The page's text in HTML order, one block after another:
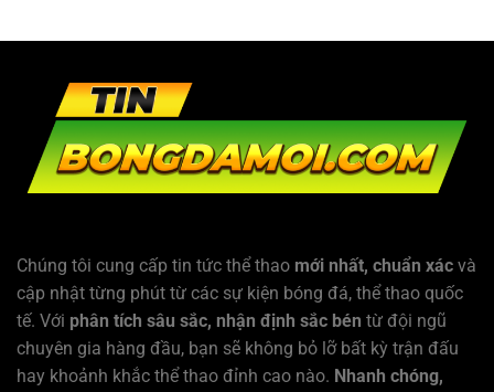
Chúng tôi cung cấp tin tức thể thao mới nhất, chuẩn xác và
cập nhật từng phút từ các sự kiện bóng đá, thể thao quốc
tế. Với phân tích sâu sắc, nhận định sắc bén từ đội ngũ
chuyên gia hàng đầu, bạn sẽ không bỏ lỡ bất kỳ trận đấu
hay khoảnh khắc thể thao đỉnh cao nào. Nhanh chóng,